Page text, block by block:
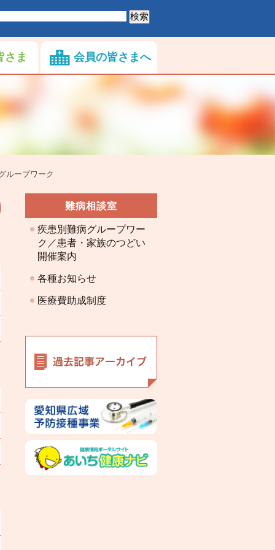
さま 会員の皆さまへ
ループワーク
難病相談室
疾患別難病グループワー
ク／患者・家族のつどい
開催案内
各種お知らせ
医療費助成制度